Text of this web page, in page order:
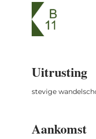
Uitrusting
stevige
Aankomst